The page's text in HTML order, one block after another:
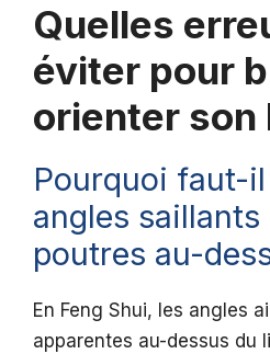
Quelles
éviter pour
orienter son
Pourquoi faut-
angles saillants
poutres au-
En Feng Shui, les angles
apparentes au-dessus du